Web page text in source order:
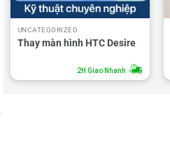
UNCATEGORIZED
Thay màn hình HTC Desire
2H Giao Nhanh